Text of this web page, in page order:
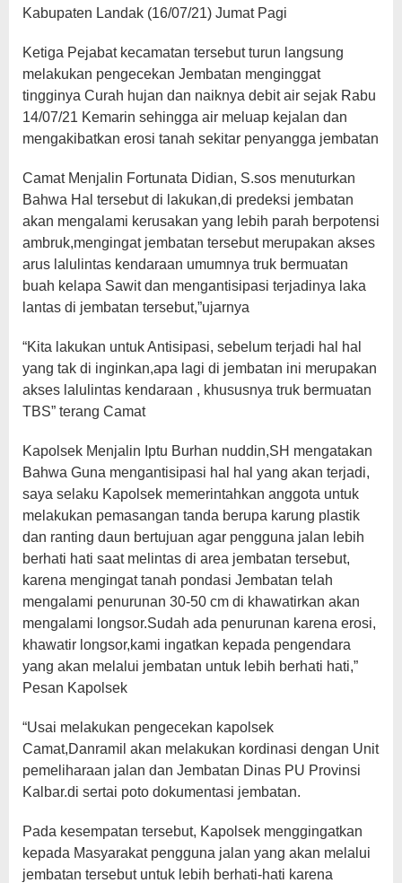
Kabupaten Landak (16/07/21) Jumat Pagi
Ketiga Pejabat kecamatan tersebut turun langsung
melakukan pengecekan Jembatan menginggat
tingginya Curah hujan dan naiknya debit air sejak Rabu
14/07/21 Kemarin sehingga air meluap kejalan dan
mengakibatkan erosi tanah sekitar penyangga jembatan
Camat Menjalin Fortunata Didian, S.sos menuturkan
Bahwa Hal tersebut di lakukan,di predeksi jembatan
akan mengalami kerusakan yang lebih parah berpotensi
ambruk,mengingat jembatan tersebut merupakan akses
arus lalulintas kendaraan umumnya truk bermuatan
buah kelapa Sawit dan mengantisipasi terjadinya laka
lantas di jembatan tersebut,”ujarnya
“Kita lakukan untuk Antisipasi, sebelum terjadi hal hal
yang tak di inginkan,apa lagi di jembatan ini merupakan
akses lalulintas kendaraan , khususnya truk bermuatan
TBS” terang Camat
Kapolsek Menjalin Iptu Burhan nuddin,SH mengatakan
Bahwa Guna mengantisipasi hal hal yang akan terjadi,
saya selaku Kapolsek memerintahkan anggota untuk
melakukan pemasangan tanda berupa karung plastik
dan ranting daun bertujuan agar pengguna jalan lebih
berhati hati saat melintas di area jembatan tersebut,
karena mengingat tanah pondasi Jembatan telah
mengalami penurunan 30-50 cm di khawatirkan akan
mengalami longsor.Sudah ada penurunan karena erosi,
khawatir longsor,kami ingatkan kepada pengendara
yang akan melalui jembatan untuk lebih berhati hati,”
Pesan Kapolsek
“Usai melakukan pengecekan kapolsek
Camat,Danramil akan melakukan kordinasi dengan Unit
pemeliharaan jalan dan Jembatan Dinas PU Provinsi
Kalbar.di sertai poto dokumentasi jembatan.
Pada kesempatan tersebut, Kapolsek menggingatkan
kepada Masyarakat pengguna jalan yang akan melalui
jembatan tersebut untuk lebih berhati-hati karena